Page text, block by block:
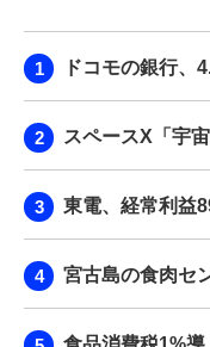
ドコモの銀行、
スペースX「宇
東電、経常利益
宮古島の食肉セ